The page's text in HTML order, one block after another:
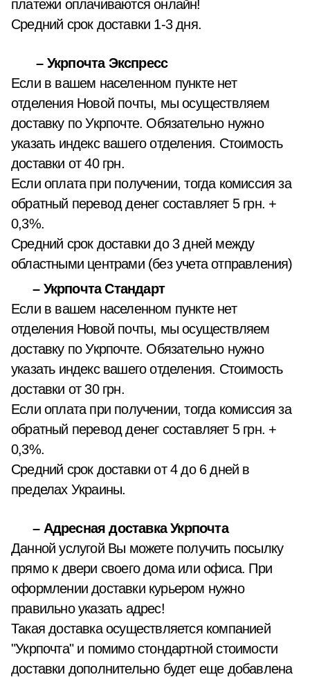
платежи оплачиваются онлайн!
Средний срок доставки 1-3 дня.
– Укрпочта Экспресс
Если в вашем населенном пункте нет
отделения Новой почты, мы осуществляем
доставку по Укрпочте. Обязательно нужно
указать индекс вашего отделения. Стоимость
доставки от 40 грн.
Если оплата при получении, тогда комиссия за
обратный перевод денег составляет 5 грн. +
0,3%.
Средний срок доставки до 3 дней между
областными центрами (без учета отправления)
– Укрпочта Стандарт
Если в вашем населенном пункте нет
отделения Новой почты, мы осуществляем
доставку по Укрпочте. Обязательно нужно
указать индекс вашего отделения. Стоимость
доставки от 30 грн.
Если оплата при получении, тогда комиссия за
обратный перевод денег составляет 5 грн. +
0,3%.
Средний срок доставки от 4 до 6 дней в
пределах Украины.
– Адресная доставка Укрпочта
Данной услугой Вы можете получить посылку
прямо к двери своего дома или офиса. При
оформлении доставки курьером нужно
правильно указать адрес!
Такая доставка осуществляется компанией
"Укрпочта" и помимо стондартной стоимости
доставки дополнительно будет еще добавлена